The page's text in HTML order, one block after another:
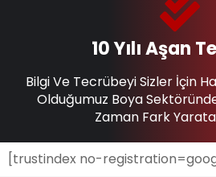
10 Yılı Aşan
Bilgi Ve Tecrübeyi Sizler İçin
Olduğumuz Boya
Zaman Fark
[trustindex no-